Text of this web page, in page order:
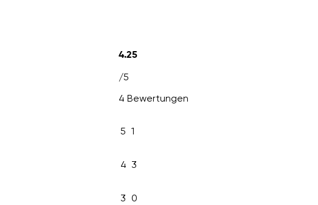
4.25
/5
4 Bewertungen
5 1
4 3
3 0